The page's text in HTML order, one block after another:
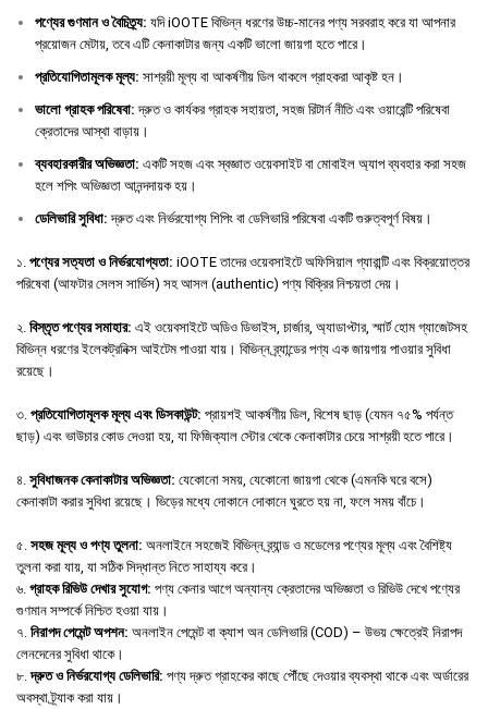
পণ্যের গুণমান ও বৈচিত্র্য: যদি iOOTE বিভিন্ন ধরণের উচ্চ-মানের পণ্য সরবরাহ করে যা আপনার
প্রয়োজন মেটায়, তবে এটি কেনাকাটার জন্য একটি ভালো জায়গা হতে পারে।
প্রতিযোগিতামূলক মূল্য: সাশ্রয়ী মূল্য বা আকর্ষণীয় ডিল থাকলে গ্রাহকরা আকৃষ্ট হন।
ভালো গ্রাহক পরিষেবা: দ্রুত ও কার্যকর গ্রাহক সহায়তা, সহজ রিটার্ন নীতি এবং ওয়ারেন্টি পরিষেবা
ক্রেতাদের আস্থা বাড়ায়।
ব্যবহারকারীর অভিজ্ঞতা: একটি সহজ এবং স্বজ্ঞাত ওয়েবসাইট বা মোবাইল অ্যাপ ব্যবহার করা সহজ
হলে শপিং অভিজ্ঞতা আনন্দদায়ক হয়।
ডেলিভারি সুবিধা: দ্রুত এবং নির্ভরযোগ্য শিপিং বা ডেলিভারি পরিষেবা একটি গুরুত্বপূর্ণ বিষয়।
১. পণ্যের সত্যতা ও নির্ভরযোগ্যতা: iOOTE তাদের ওয়েবসাইটে অফিসিয়াল গ্যারান্টি এবং বিক্রয়োত্তর
পরিষেবা (আফটার সেলস সার্ভিস) সহ আসল (authentic) পণ্য বিক্রির নিশ্চয়তা দেয়।
২. বিস্তৃত পণ্যের সমাহার: এই ওয়েবসাইটে অডিও ডিভাইস, চার্জার, অ্যাডাপ্টার, স্মার্ট হোম গ্যাজেটসহ
বিভিন্ন ধরণের ইলেকট্রনিক্স আইটেম পাওয়া যায়। বিভিন্ন ব্র্যান্ডের পণ্য এক জায়গায় পাওয়ার সুবিধা
রয়েছে।
৩. প্রতিযোগিতামূলক মূল্য এবং ডিসকাউন্ট: প্রায়শই আকর্ষণীয় ডিল, বিশেষ ছাড় (যেমন ৭৫% পর্যন্ত
ছাড়) এবং ভাউচার কোড দেওয়া হয়, যা ফিজিক্যাল স্টোর থেকে কেনাকাটার চেয়ে সাশ্রয়ী হতে পারে।
৪. সুবিধাজনক কেনাকাটার অভিজ্ঞতা: যেকোনো সময়, যেকোনো জায়গা থেকে (এমনকি ঘরে বসে)
কেনাকাটা করার সুবিধা রয়েছে। ভিড়ের মধ্যে দোকানে দোকানে ঘুরতে হয় না, ফলে সময় বাঁচে।
৫. সহজ মূল্য ও পণ্য তুলনা: অনলাইনে সহজেই বিভিন্ন ব্র্যান্ড ও মডেলের পণ্যের মূল্য এবং বৈশিষ্ট্য
তুলনা করা যায়, যা সঠিক সিদ্ধান্ত নিতে সাহায্য করে।
৬. গ্রাহক রিভিউ দেখার সুযোগ: পণ্য কেনার আগে অন্যান্য ক্রেতাদের অভিজ্ঞতা ও রিভিউ দেখে পণ্যের
গুণমান সম্পর্কে নিশ্চিত হওয়া যায়।
৭. নিরাপদ পেমেন্ট অপশন: অনলাইন পেমেন্ট বা ক্যাশ অন ডেলিভারি (COD) – উভয় ক্ষেত্রেই নিরাপদ
লেনদেনের সুবিধা থাকে।
৮.দ্রুত ও নির্ভরযোগ্য ডেলিভারি: পণ্য দ্রুত গ্রাহকের কাছে পৌঁছে দেওয়ার ব্যবস্থা থাকে এবং অর্ডারের
অবস্থা ট্র্যাক করা যায়।